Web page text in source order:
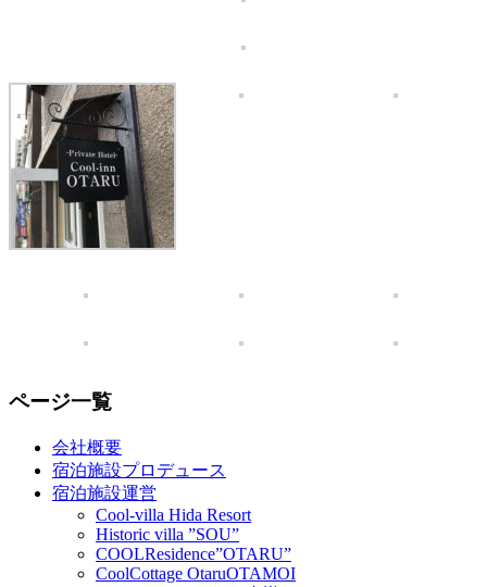
ページ一覧
会社概要
宿泊施設プロデュース
宿泊施設運営
Cool-villa Hida Resort
Historic villa ”SOU”
COOLResidence”OTARU”
CoolCottage OtaruOTAMOI